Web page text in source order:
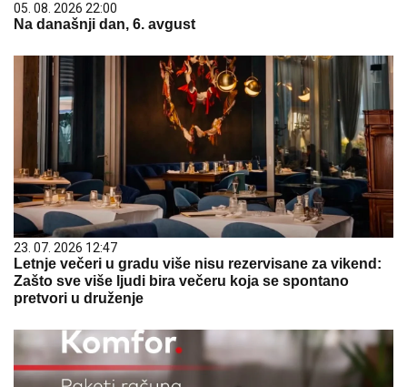
05. 08. 2026 22:00
Na današnji dan, 6. avgust
23. 07. 2026 12:47
Letnje večeri u gradu više nisu rezervisane za vikend:
Zašto sve više ljudi bira večeru koja se spontano
pretvori u druženje